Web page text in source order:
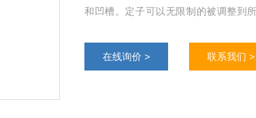
和凹槽。定子可以无限制的被调整到
在线询价 > 联系我们 >